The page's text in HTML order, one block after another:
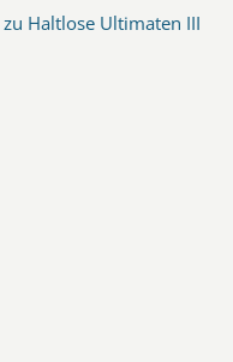
zu Haltlose Ultimaten III